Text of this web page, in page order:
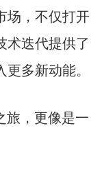
场，不仅打开
术迭代提供了
多新动能。
旅，更像是一